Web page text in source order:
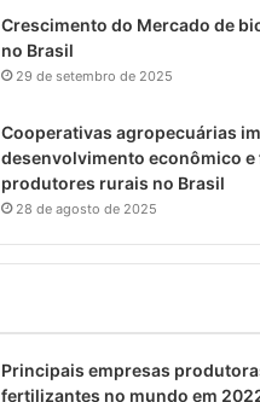
Crescimento do Mercado de
no Brasil
29 de setembro de 2025
Cooperativas agropecuárias
desenvolvimento econômico e
produtores rurais no Brasil
28 de agosto de 2025
Principais empresas
fertilizantes no mundo em